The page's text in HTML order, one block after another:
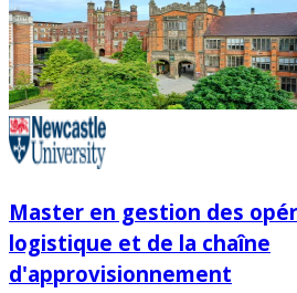
Master en gestion des
logistique et de la chaîne
d'approvisionnement